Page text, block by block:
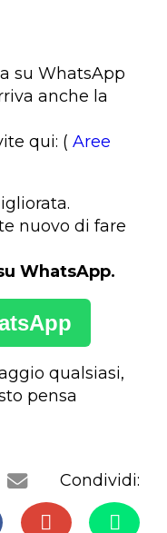
su WhatsApp
anche la
qui: (Aree
nuovo di fare
WhatsApp.
qualsiasi,
pensa
Condividi: